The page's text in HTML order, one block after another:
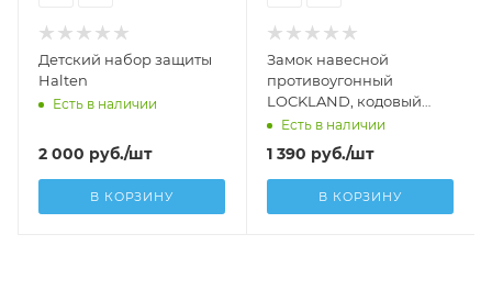
Детский набор защиты
Halten
Есть в наличии
2 000 руб./шт
В КОРЗИНУ
Замок навесной
противоугонный
LOCKLAND, кодовый
12х1000 мм
Есть в наличии
1 390 руб./шт
В КОРЗИНУ